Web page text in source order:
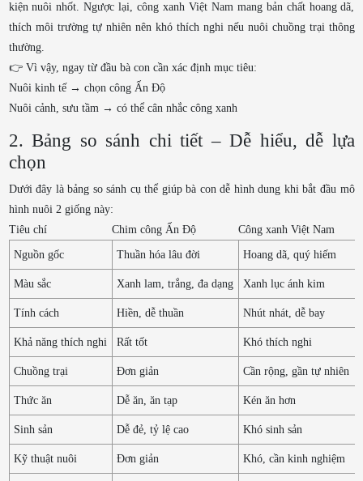
kiện nuôi nhốt. Ngược lại, công xanh Việt Nam mang bản chất hoang dã,
thích môi trường tự nhiên nên khó thích nghi nếu nuôi chuồng trại thông
thường.
👉 Vì vậy, ngay từ đầu bà con cần xác định mục tiêu:
Nuôi kinh tế → chọn công Ấn Độ
Nuôi cảnh, sưu tầm → có thể cân nhắc công xanh
2. Bảng so sánh chi tiết – Dễ hiểu, dễ lựa
chọn
Dưới đây là bảng so sánh cụ thể giúp bà con dễ hình dung khi bắt đầu mô
hình nuôi 2 giống này:
Tiêu chí
Chim công Ấn Độ Công xanh Việt Nam
Nguồn gốc Thuần hóa lâu đời Hoang dã, quý hiếm
Màu sắc Xanh lam, trắng, đa dạng Xanh lục ánh kim
Tính cách Hiền, dễ thuần Nhút nhát, dễ bay
Khả năng thích nghi Rất tốt Khó thích nghi
Chuồng trại Đơn giản Cần rộng, gần tự nhiên
Thức ăn Dễ ăn, ăn tạp Kén ăn hơn
Sinh sản Dễ đẻ, tỷ lệ cao Khó sinh sản
Kỹ thuật nuôi Đơn giản Khó, cần kinh nghiệm